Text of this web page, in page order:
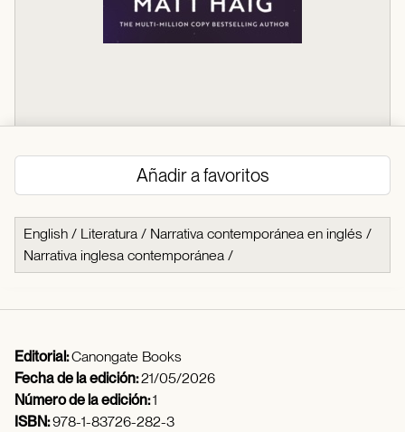
Añadir a favoritos
English / Literatura / Narrativa contemporánea en inglés /
Narrativa inglesa contemporánea /
Editorial:Canongate Books
Fecha de la edición:21/05/2026
Número de la edición:1
ISBN:978-1-83726-282-3